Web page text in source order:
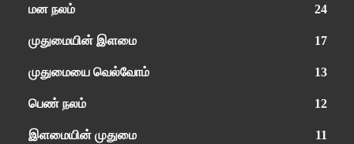
மன நலம் 24
முதுமையின் இளமை 17
முதுமையை வெல்வோம் 13
பெண் நலம் 12
இளமையின் முதுமை 11